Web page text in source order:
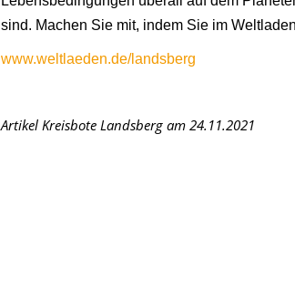
sind. Machen Sie mit, indem Sie im
www.weltlaeden.de/landsberg
Artikel Kreisbote Landsberg am 24.11.2021